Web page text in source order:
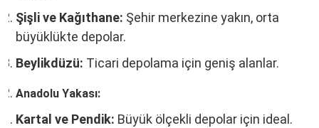
Şişli ve Kağıthane: Şehir merkezine yakın, orta
büyüklükte depolar.
Beylikdüzü: Ticari depolama için geniş alanlar.
Anadolu Yakası:
Kartal ve Pendik: Büyük ölçekli depolar için ideal.